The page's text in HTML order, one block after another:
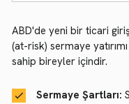
ABD'de yeni bir ticari
(at-risk) sermaye
sahip bireyler içindir.
Sermaye Şartları: